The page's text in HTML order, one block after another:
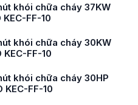
khói chữa cháy 37KW
KEC-FF-10
khói chữa cháy 30KW
KEC-FF-10
khói chữa cháy 30HP
KEC-FF-10